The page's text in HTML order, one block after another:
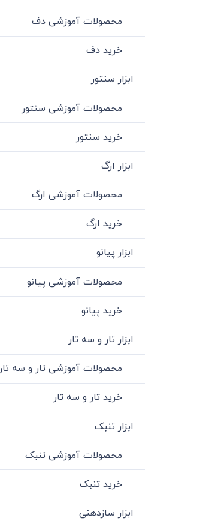
محصولات آموزشی دف
خرید دف
ابزار سنتور
محصولات آموزشی سنتور
خرید سنتور
ابزار ارگ
محصولات آموزشی ارگ
خرید ارگ
ابزار پیانو
محصولات آموزشی پیانو
خرید پیانو
ابزار تار و سه تار
محصولات آموزشی تار و سه تار
خرید تار و سه تار
ابزار تنبک
محصولات آموزشی تنبک
خرید تنبک
ابزار سازدهنی